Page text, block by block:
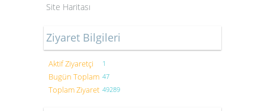
Site Haritası
Ziyaret Bilgileri
Aktif Ziyaretçi 1
Bugün Toplam 47
Toplam Ziyaret 49289